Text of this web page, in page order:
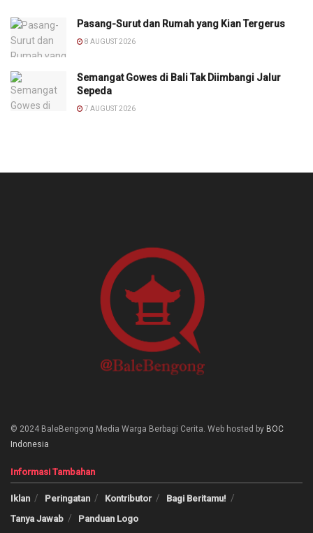
Pasang-Surut dan Rumah yang Kian Tergerus
8 AUGUST 2026
Semangat Gowes di Bali Tak Diimbangi Jalur
Sepeda
7 AUGUST 2026
© 2024 BaleBengong Media Warga Berbagi Cerita. Web hosted by BOC
Indonesia
Informasi Tambahan
Iklan Peringatan Kontributor
Bagi Beritamu!
Tanya Jawab
Panduan Logo